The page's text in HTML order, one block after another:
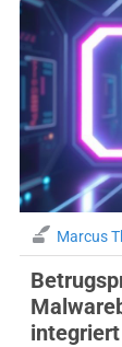
Marcus
integriert